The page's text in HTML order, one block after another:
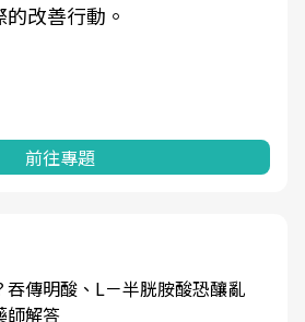
改善行動。
前往專題
吞傳明酸、L－半胱胺酸恐釀亂
師解答